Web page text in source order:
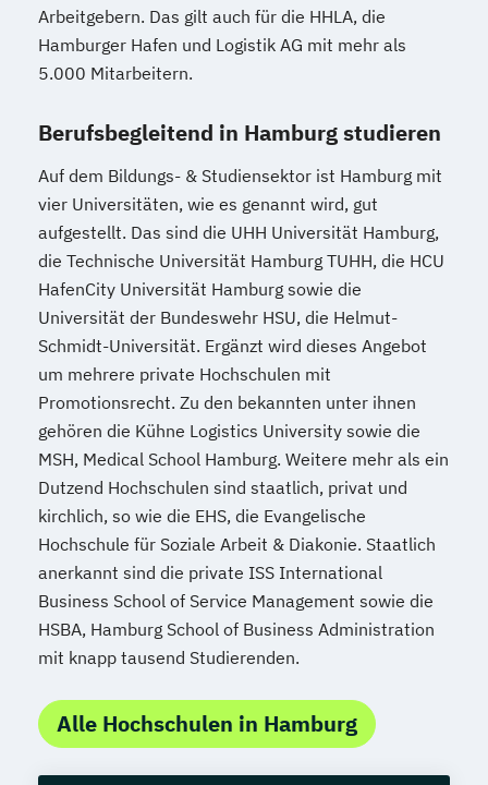
Arbeitgebern. Das gilt auch für die HHLA, die
Hamburger Hafen und Logistik AG mit mehr als
5.000 Mitarbeitern.
Berufsbegleitend in Hamburg studieren
Auf dem Bildungs- & Studiensektor ist Hamburg mit
vier Universitäten, wie es genannt wird, gut
aufgestellt. Das sind die UHH Universität Hamburg,
die Technische Universität Hamburg TUHH, die HCU
HafenCity Universität Hamburg sowie die
Universität der Bundeswehr HSU, die Helmut-
Schmidt-Universität. Ergänzt wird dieses Angebot
um mehrere private Hochschulen mit
Promotionsrecht. Zu den bekannten unter ihnen
gehören die Kühne Logistics University sowie die
MSH, Medical School Hamburg. Weitere mehr als ein
Dutzend Hochschulen sind staatlich, privat und
kirchlich, so wie die EHS, die Evangelische
Hochschule für Soziale Arbeit & Diakonie. Staatlich
anerkannt sind die private ISS International
Business School of Service Management sowie die
HSBA, Hamburg School of Business Administration
mit knapp tausend Studierenden.
Alle Hochschulen in Hamburg